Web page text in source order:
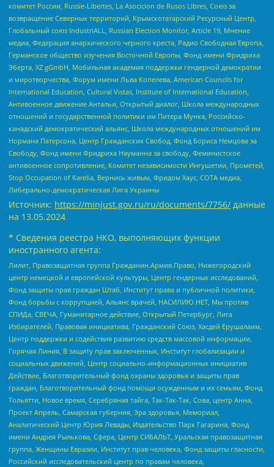
комитет России, Russie-Libertes, La Asocicion de Rusos Libres, Союз за
возвращение Северных территорий, Крымскотатарский Ресурсный Центр,
Глобальный союз IndustriALL, Russian Election Monitor, Article 19, Мнение
медиа, Федерация анархического черного креста, Радио Свободная Европа,
Германское общество изучения Восточной Европы, Фонд имени Фридриха
Эберта, XZ gGmbH, Мобильная академия поддержки гендерной демократии
и миротворчества, Форум имени Льва Копелева, American Councils for
International Education, Cultural Vistas, Institute of International Education,
Антивоенное движение Антальи, Открытый диалог, Школа международных
отношений и государственной политики им Питера Мунка, Российско-
канадский демократический альянс, Школа международных отношений им
Нормана Патерсона, Центр Гражданских Свобод, Фонд Бориса Немцова за
Свободу, Фонд имени Фридриха Науманна за свободу, Феминистское
антивоенное сопротивление, Комитет независимости Ингушетии, Прометей,
Stop Occupation of Karelia, Вернись живым, Фридом Хаус, СОТА медиа,
Либерально-демократическая Лига Украины
Источник: https://minjust.gov.ru/ru/documents/7756/ данные
на 13.05.2024
* Сведения реестра НКО, выполняющих функции
иностранного агента:
Лилит, Правозащитная группа Гражданин.Армия.Право, Нижегородский
центр немецкой и европейской культуры, Центр гендерных исследований,
Фонд защиты прав граждан Штаб, Институт права и публичной политики,
Фонд борьбы с коррупцией, Альянс врачей, НАСИЛИЮ.НЕТ, Мы против
СПИДа, СВЕЧА, Гуманитарное действие, Открытый Петербург, Лига
Избирателей, Правовая инициатива, Гражданский Союз, Хасдей Ерушалаим,
Центр поддержки и содействия развитию средств массовой информации,
Горячая Линия, В защиту прав заключенных, Институт глобализации и
социальных движений, Центр социально-информационных инициатив
Действие, Благотворительный фонд охраны здоровья и защиты прав
граждан, Благотворительный фонд помощи осужденным и их семьям, Фонд
Тольятти, Новое время, Серебряная тайга, Так-Так-Так, Сова, центр Анна,
Проект Апрель, Самарская губерния, Эра здоровья, Мемориал,
Аналитический Центр Юрия Левады, Издательство Парк Гагарина, Фонд
имени Андрея Рылькова, Сфера, Центр СИБАЛЬТ, Уральская правозащитная
группа, Женщины Евразии, Институт прав человека, Фонд защиты гласности,
Российский исследовательский центр по правам человека,